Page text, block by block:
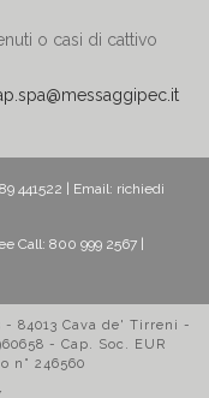
o casi di cattivo
441522 | Email: richiedi
Call: 800 999 2567 |
84013 Cava de' Tirreni -
- Cap. Soc. EUR
n° 246560